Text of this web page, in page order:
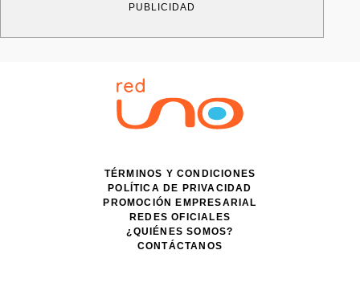
PUBLICIDAD
TÉRMINOS Y CONDICIONES
POLÍTICA DE PRIVACIDAD
PROMOCIÓN EMPRESARIAL
REDES OFICIALES
¿QUIÉNES SOMOS?
CONTÁCTANOS